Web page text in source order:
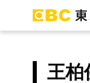
王柏